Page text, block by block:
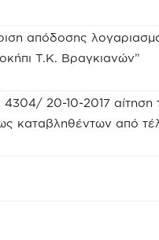
απόδοσης
Τ.Κ. Βραγκιανών”
20-10-2017
καταβληθέντων από